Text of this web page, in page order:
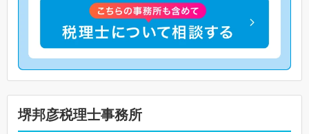
堺邦彦税理士事務所